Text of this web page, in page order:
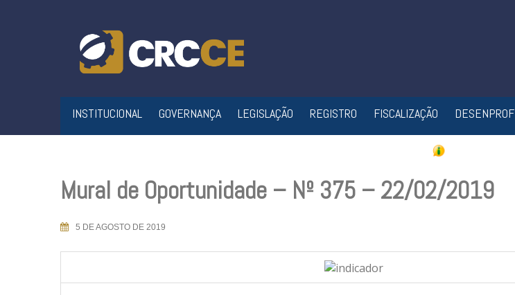
INSTITUCIONAL GOVERNANÇA LEGISLAÇÃO REGISTRO FISCALIZAÇÃO DESENPROF
Mural de Oportunidade – Nº 375 – 22/02/2019
5 DE AGOSTO DE 2019